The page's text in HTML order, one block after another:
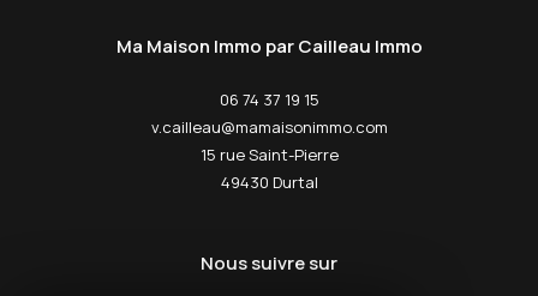
Ma Maison Immo par Cailleau Immo
06 74 37 19 15
v.cailleau@mamaisonimmo.com
15 rue Saint-Pierre
49430
durtal
Nous suivre sur